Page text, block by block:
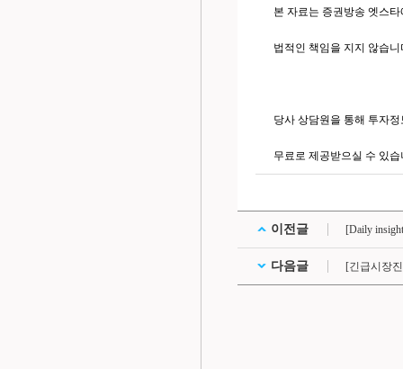
본 자료는 증권방송 엣스
법적인 책임을 지지 않습니
당사 상담원을 통해 투자
무료로 제공받으실 수 있습
이전글 [Daily
다음글 [긴급시장